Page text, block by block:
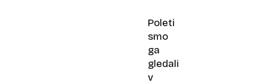
Poleti
smo
ga
gledali
v